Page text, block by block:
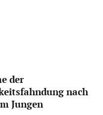
der
nach
Jungen